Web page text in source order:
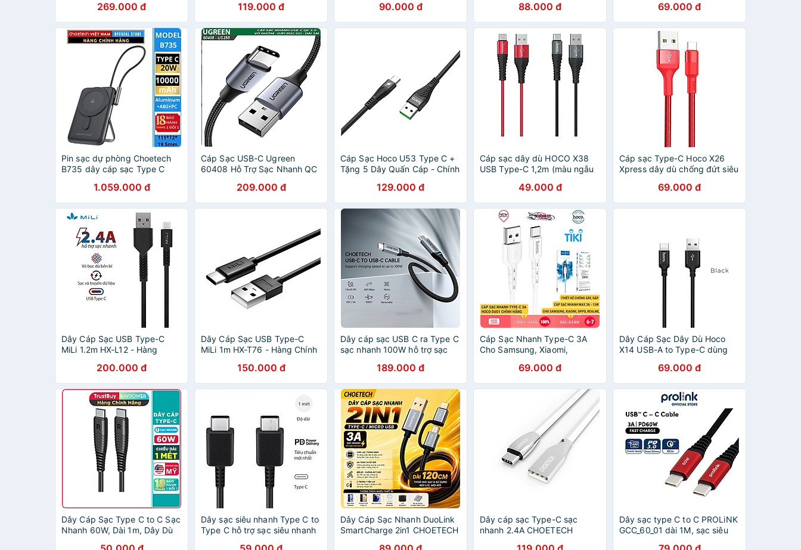
hành 12 tháng 1 đổi 1 | Made
in Việt Nam
269.000 đ
cho samsung oppo xiaomi
mầu trắng - hàng chính hãng
119.000 đ 90.000 đ 88.000 đ
Chính Hãng69.000 đ
Pin sạc dự phòng Choetech
B735 dây cáp sạc Type C
10000mAh (Hàng chính hãng)
1.059.000 đ
Cáp Sạc USB-C Ugreen
60408 Hỗ Trợ Sạc Nhanh QC
hàng chính hãng
209.000 đ
Cáp Sạc Hoco U53 Type C +
Tặng 5 Dây Quấn Cáp - Chính
129.000 đ
Cáp sạc dây dù HOCO X38
USB Type-C 1,2m (màu ngẫu
49.000 đ
Cáp sạc Type-C Hoco X26
Xpress dây dù chống đứt siêu
69.000 đ
Dây Cáp Sạc USB Type-C
MiLi 1.2m HX-L12 - Hàng
200.000 đ
Dây Cáp Sạc USB Type-C
MiLi 1m HX-T76 - Hàng Chính
150.000 đ
Dây cáp sạc USB C ra Type C
sạc nhanh 100W hỗ trợ sạc
XCC-1002 - Thiết kế dây dù
chống đứt chống rối, đèn LED
báo sạc, chiều dài 1m8 sạc
cho iPhone 15 Macbook S23
S22 S21 S20 Ultra Plus
notebook iPad Pro Air Mini -
Hàng nhập khẩu
189.000 đ
Cáp Sạc Nhanh Type-C 3A
Cho Samsung, Xiaomi,
Hoco DU01 Dây Sạc 15W, Giá
Rẻ - Hàng CHÍNH HÃNG
69.000 đ
Dây Cáp Sạc Dây Dù Hoco
X14 USB-A to Type-C dùng
Màu ngẫu nhiên- Hàng chính
hãng
69.000 đ
Dây Cáp Sạc Type C to C Sạc
Nhanh 60W, Dài 1m, Dây Dù
Dây sạc siêu nhanh Type C to
Type C hỗ trợ sạc siêu nhanh
Dây Cáp Sạc Nhanh DuoLink
SmartCharge 2in1 CHOETECH
Dây cáp sạc Type-C sạc
nhanh 2.4A CHOETECH
Dây sạc type C to C PROLiNK
GCC_60_01 dài 1M, sạc siêu